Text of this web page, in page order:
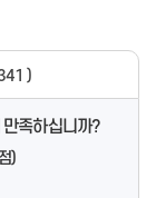
)
족하십니까?
)